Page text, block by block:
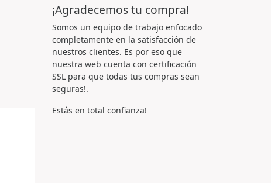
n
0
d
e
5
o
r
a
o
e
0
d
5
¡Agradecemos tu compra!
Somos un equipo de trabajo enfocado
completamente en la satisfacción de
nuestros clientes. Es por eso que
nuestra web cuenta con certificación
SSL para que todas tus compras sean
seguras!.
Estás en total confianza!